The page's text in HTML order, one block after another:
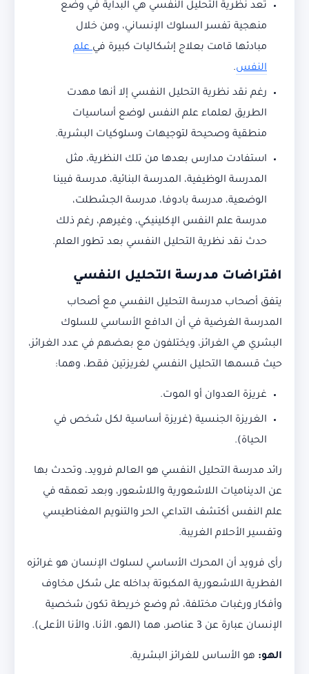
تعد نظرية التحليل النفسي هي البداية في وضع
منهجية تفسر السلوك الإنساني، ومن خلال
مبادئها قامت بعلاج إشكاليات كبيرة فيعلم
النفس.
رغم نقد نظرية التحليل النفسي إلا أنها مهدت
الطريق لعلماء علم النفس لوضع أساسيات
منطقية وصحيحة لتوجيهات وسلوكيات البشرية.
استفادت مدارس بعدها من تلك النظرية، مثل
المدرسة الوظيفية، المدرسة البنائية، مدرسة فيينا
الوضعية، مدرسة بادوفا، مدرسة الجشطلت،
مدرسة علم النفس الإكلينيكي، وغيرهم، رغم ذلك
حدث نقد نظرية التحليل النفسي بعد تطور العلم.
افتراضات مدرسة التحليل النفسي
يتفق أصحاب مدرسة التحليل النفسي مع أصحاب
المدرسة الغرضية في أن الدافع الأساسي للسلوك
البشري هي الغرائز، ويختلفون مع بعضهم في عدد الغرائز،
حيث قسمها التحليل النفسي لغريزتين فقط، وهما:
غريزة العدوان أو الموت.
الغريزة الجنسية (غريزة أساسية لكل شخص في
الحياة).
رائد مدرسة التحليل النفسي هو العالم فرويد، وتحدث بها
عن الديناميات اللاشعورية واللاشعور، وبعد تعمقه في
علم النفس أكتشف التداعي الحر والتنويم المغناطيسي
وتفسير الأحلام الغريبة.
رأى فرويد أن المحرك الأساسي لسلوك الإنسان هو غرائزه
الفطرية اللاشعورية المكبوتة بداخله على شكل مخاوف
وأفكار ورغبات مختلفة، ثم وضع خريطة تكون شخصية
الإنسان عبارة عن 3 عناصر، هما (الهو، الأنا، والأنا الأعلى).
الهو: هو الأساس للغرائز البشرية.